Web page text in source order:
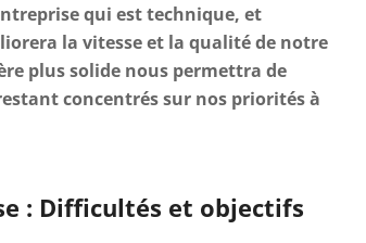
qui est technique, et
la vitesse et la qualité de notre
plus solide nous permettra de
concentrés sur nos priorités à
: Difficultés et objectifs